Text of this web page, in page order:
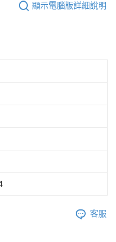
顯示電腦版詳細說明
客服